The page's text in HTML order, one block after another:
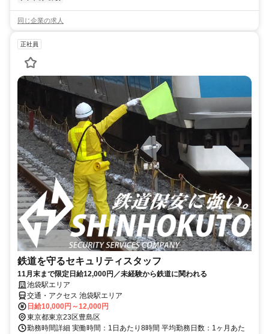
同じ企業の求人
正社員
鉄道を守るセキュリティスタッフ
11月末まで限定日給12,000円／未経験から鉄道に関われる
池袋駅エリア
交通・アクセス 池袋駅エリア
日給10,000円～12,000円
東京都東京23区豊島区
勤務時間詳細 実働時間：1日あたり8時間 平均勤務日数：1ヶ月あた